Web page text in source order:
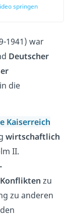
springen
1941) war
Deutscher
die
Kaiserreich
wirtschaftlich
II.
zu
zu anderen